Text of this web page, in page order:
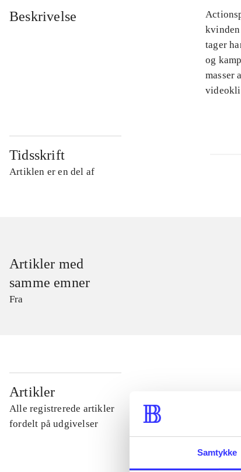
Samtykke
Beskrivelse
tager
og
masser
Tidsskrift
Artiklen er en del af
Artikler med
samme emner
Fra
Artikler
Alle registrerede artikler
fordelt på udgivelser